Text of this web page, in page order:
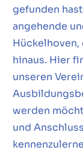
gefunden
angehende
hinaus. Hier
unseren
werden
und